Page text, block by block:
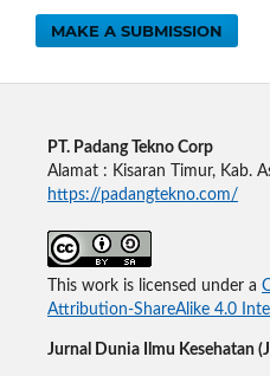
MAKE A SUBMISSION
PT. Padang Tekno Corp
Alamat : Kisaran Timur, Kab.
https://padangtekno.com/
This work is licensed under a
Attribution-ShareAlike 4.0
Jurnal Dunia Ilmu Kesehatan